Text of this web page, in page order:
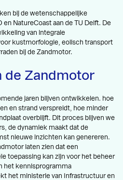
bij de wetenschappelijke
NatureCoast aan de TU Delft. De
van integrale
kustmorfologie, eolisch transport
bij de Zandmotor.
de Zandmotor
jaren blijven ontwikkelen. hoe
en strand verspreidt, hoe minder
overblijft. Dit proces blijven we
de dynamiek maakt dat de
nieuwe inzichten kan genereren.
laten zien dat een
toepassing kan zijn voor het beheer
het kennisprogramma
het ministerie van Infrastructuur en